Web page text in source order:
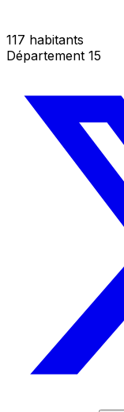
117 habitants
Département 15